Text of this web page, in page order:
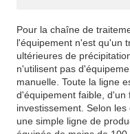
Pour la chaîne de
l'équipement n'est qu'un
ultérieures de
n'utilisent pas
manuelle. Toute la ligne
d'équipement faible,
investissement. Selon
une simple ligne de